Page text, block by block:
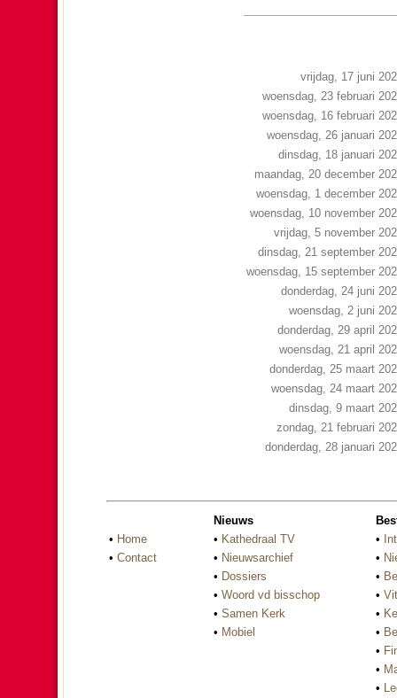
vrijdag, 17 juni
woensdag, 23 februari
woensdag, 16 februari
woensdag, 26 januari
dinsdag, 18 januari
maandag, 20 december
woensdag, 1 december
woensdag, 10 november
vrijdag, 5 november
dinsdag, 21 september
woensdag, 15 september
donderdag, 24 juni
woensdag, 2 juni
donderdag, 29 april
woensdag, 21 april
donderdag, 25 maart
woensdag, 24 maart
dinsdag, 9 maart
zondag, 21 februari
donderdag, 28 januari
• Home
• Contact
Nieuws
• Kathedraal TV
• Nieuwsarchief
• Dossiers
• Woord vd bisschop
• Samen Kerk
• Mobiel
•
•
•
•
•
•
•
•
•